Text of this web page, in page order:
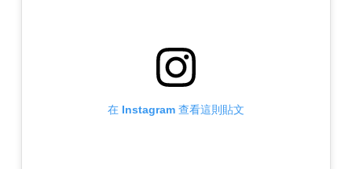
在 Instagram 查看這則貼文